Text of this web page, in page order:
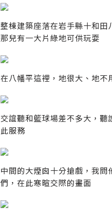
整棟建築座落在岩手縣十和田
那兒有一大片綠地可供玩耍
在八幡平這裡，地很大、地
交誼聽和籃球場差不多大，
此服務
中間的大煙囪十分搶戲，我
們，在此寒暄交際的畫面